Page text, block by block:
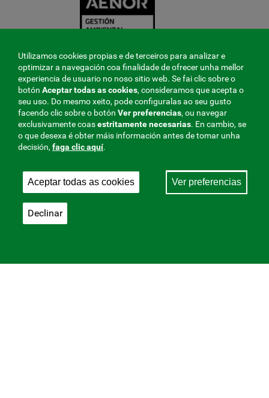
Utilizamos cookies propias e de terceiros para analizar e
optimizar a navegación coa finalidade de ofrecer unha mellor
experiencia de usuario no noso sitio web. Se fai clic sobre o
botón Aceptar todas as cookies, consideramos que acepta o
seu uso. Do mesmo xeito, pode configuralas ao seu gusto
facendo clic sobre o botón Ver preferencias, ou navegar
exclusivamente coasestritamentenecesarias. En cambio, se
o que desexa é obter máis información antes de tomar unha
decisión, faga clic aquí.
Aceptar todas as cookies Ver preferencias
Declinar